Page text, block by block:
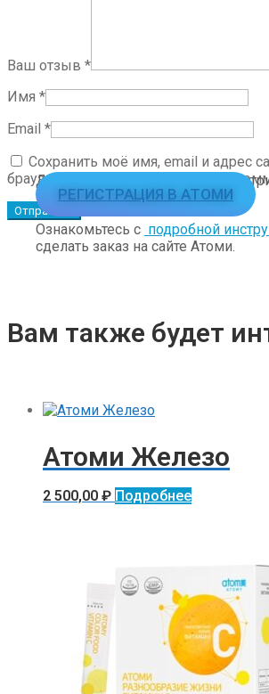
Ваш отзыв *
Имя *
Email *
Сохранить моё имя, email и адрес
браузере для последующих моих
Для заказа необходимо
РЕГИСТРАЦИЯ В АТОМИ
Ознакомьтесь с подробной
сделать заказ на сайте Атоми.
Вам также будет
Атоми Железо
2 500,00 ₽ Подробнее